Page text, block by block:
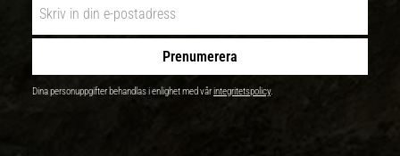
Prenumerera
Dina personuppgifter behandlas i enlighet med vårintegritetspolicy.